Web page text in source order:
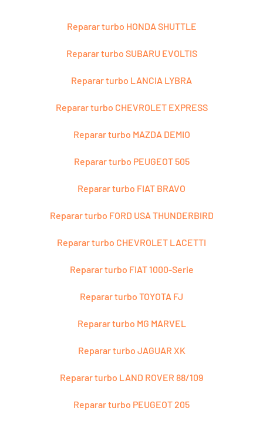
Reparar turbo HONDA SHUTTLE
Reparar turbo SUBARU EVOLTIS
Reparar turbo LANCIA LYBRA
Reparar turbo CHEVROLET EXPRESS
Reparar turbo MAZDA DEMIO
Reparar turbo PEUGEOT 505
Reparar turbo FIAT BRAVO
Reparar turbo FORD USA THUNDERBIRD
Reparar turbo CHEVROLET LACETTI
Reparar turbo FIAT 1000-Serie
Reparar turbo TOYOTA FJ
Reparar turbo MG MARVEL
Reparar turbo JAGUAR XK
Reparar turbo LAND ROVER 88/109
Reparar turbo PEUGEOT 205